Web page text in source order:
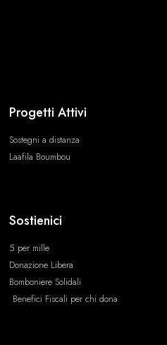
Progetti Attivi
Sostegni a distanza
Laafila Boumbou
Sostienici
5 per mille
Donazione Libera
Bomboniere Solidali
Benefici Fiscali per chi dona